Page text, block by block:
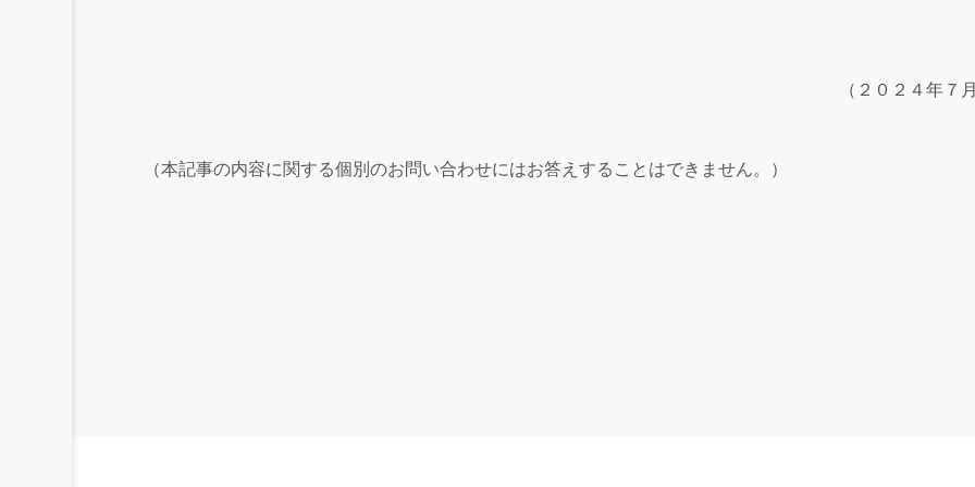
（２０２４年７
（本記事の内容に関する個別のお問い合わせにはお答えすることはできません。）